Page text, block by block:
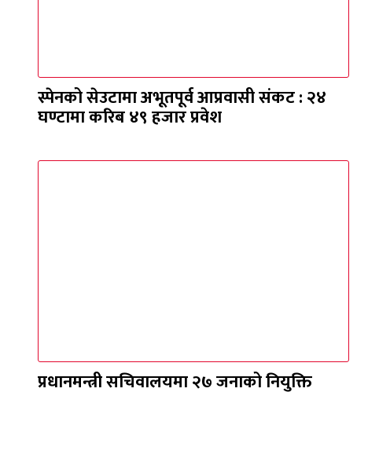
स्पेनको सेउटामा अभूतपूर्व आप्रवासी संकट : २४
घण्टामा करिब ४९ हजार प्रवेश
प्रधानमन्त्री सचिवालयमा २७ जनाको नियुक्ति